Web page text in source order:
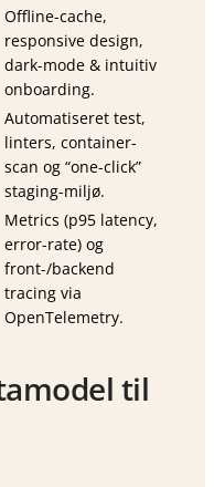
Offline-cache,
responsive design,
dark-mode & intuitiv
onboarding.
Automatiseret test,
linters, container-
scan og “one-click”
staging-miljø.
Metrics (p95 latency,
error-rate) og
front-/backend
tracing via
OpenTelemetry.
til